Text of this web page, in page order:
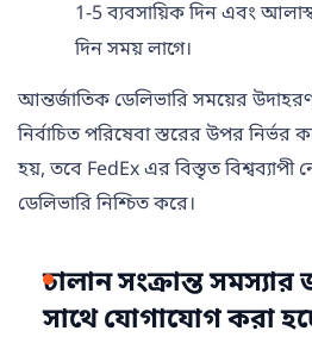
1-5 ব্যবসায়িক দিন এবং
দিন সময় লাগে।
আন্তর্জাতিক ডেলিভারি সময়ের
নির্বাচিত পরিষেবা স্তরের উপর নির্ভর
হয়, তবে FedEx এর বিস্তৃত
ডেলিভারি নিশ্চিত করে।
চালান সংক্রান্ত
সাথে যোগাযোগ করা